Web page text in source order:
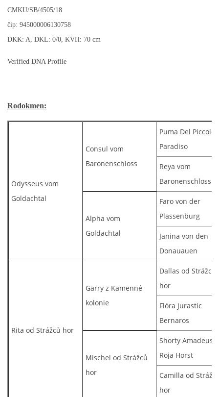
CMKU/SB/4505/18
čip: 945000006130758
DKK: A, DKL: 0/0, KVH: 70 cm
Verified DNA Profile
Rodokmen:
Odysseus vom
Goldachtal
Consul vom
Baronenschloss
Puma Del Piccolo
Paradiso
Reya vom
Baronenschloss
Alpha vom
Goldachtal
Faro von der
Plassenburg
Janina von den
Donauauen
Rita od Strážců hor
Garry z Kamenné
kolonie
Dallas od Strážců
hor
Flóra Jurastic
Bernaros
Mischel od Strážců
hor
Shorty Amadeus
Roja Horst
Camilla od
hor